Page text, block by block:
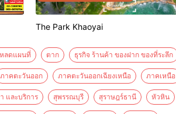
The Park Khaoyai
ลดแผนที่ ตาก ธุรกิจ ร้านค้า ของฝาก ของที่ระลึก
ภาคตะวันออก ภาคตะวันออกเฉียงเหนือ ภาคเหนือ
และบริการ สุพรรณบุรี สุราษฎร์ธานี หัวหิน